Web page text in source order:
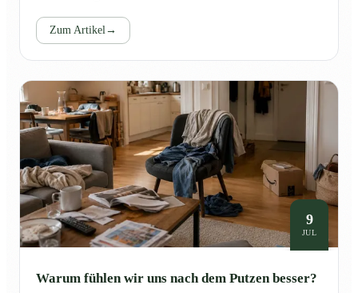
Zum Artikel →
9
JUL
Warum fühlen wir uns nach dem Putzen besser?